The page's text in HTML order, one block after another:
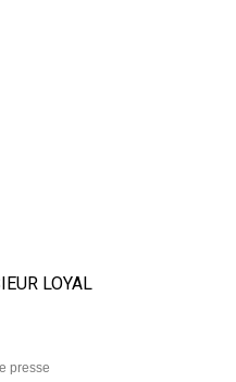
LOYAL
presse